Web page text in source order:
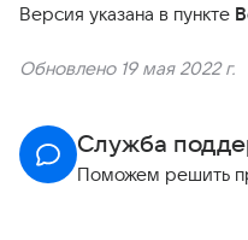
Версия указана в пункте
Обновлено 19 мая 2022 г.
Служба
Поможем решить